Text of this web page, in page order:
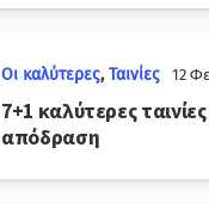
Οι καλύτερες,Ταινίες 12
7+1 καλύτερες
απόδραση